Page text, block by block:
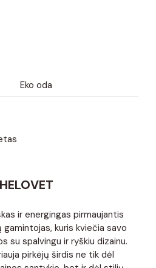
Eko oda
ir energingas pirmaujantis
kuris kviečia savo
su spalvingu ir ryškiu dizainu.
pirkėjų širdis ne tik dėl